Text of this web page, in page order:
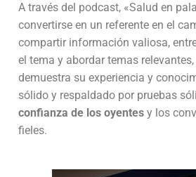
A través del podcast, «Salud en
convertirse en un referente en el
compartir información valiosa,
el tema y abordar temas
demuestra su experiencia y
sólido y respaldado por pruebas
confianza de los oyentes y los
fieles.